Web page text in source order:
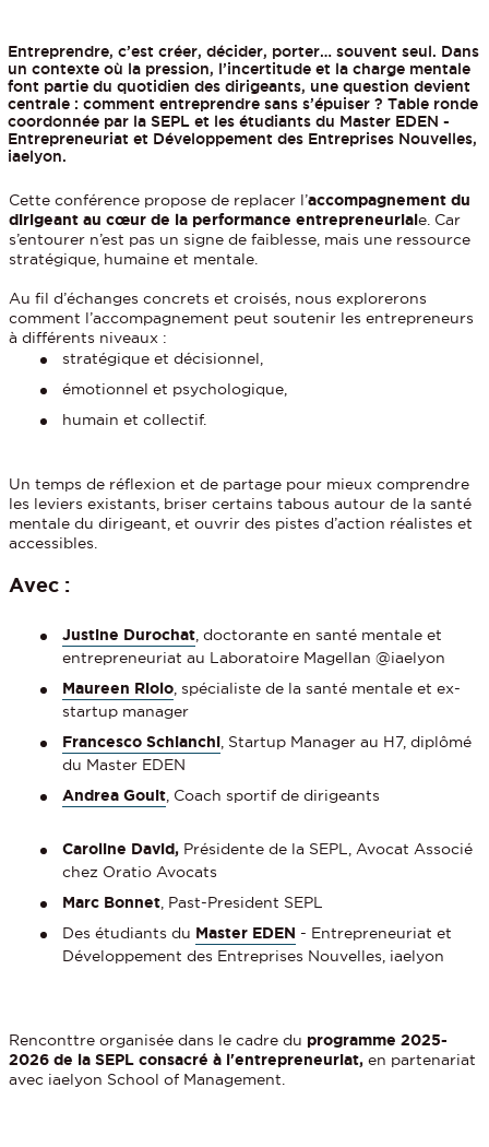
Entreprendre, c’est créer, décider, porter… souvent seul. Dans
un contexte où la pression, l’incertitude et la charge mentale
font partie du quotidien des dirigeants, une question devient
centrale : comment entreprendre sans s’épuiser ? Table ronde
coordonnée par la SEPL et les étudiants du Master EDEN -
Entrepreneuriat et Développement des Entreprises Nouvelles,
iaelyon.
Cette conférence propose de replacer l’accompagnement du
dirigeant au cœur de la performance entrepreneuriale. Car
s’entourer n’est pas un signe de faiblesse, mais une ressource
stratégique, humaine et mentale.
Au fil d’échanges concrets et croisés, nous explorerons
comment l’accompagnement peut soutenir les entrepreneurs
à différents niveaux :
stratégique et décisionnel,
émotionnel et psychologique,
humain et collectif.
Un temps de réflexion et de partage pour mieux comprendre
les leviers existants, briser certains tabous autour de la santé
mentale du dirigeant, et ouvrir des pistes d’action réalistes et
accessibles.
Avec :
Justine Durochat , doctorante en santé mentale et
entrepreneuriat au Laboratoire Magellan @iaelyon
Maureen Riolo , spécialiste de la santé mentale et ex-
startup manager
Francesco Schianchi , Startup Manager au H7, diplômé
du Master EDEN
Andrea Gouit , Coach sportif de dirigeants
Caroline David, Présidente de la SEPL, Avocat Associé
chez Oratio Avocats
Marc Bonnet , Past-President SEPL
Des étudiants du Master EDEN - Entrepreneuriat et
Développement des Entreprises Nouvelles, iaelyon
Renconttre organisée dans le cadre du programme 2025-
2026 de la SEPL consacré à l'entrepreneuriat,en partenariat
avec iaelyon School of Management.